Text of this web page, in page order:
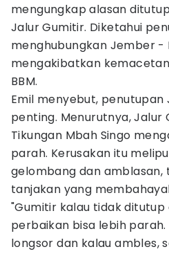
mengungkap alasan
Jalur Gumitir. Diketahui
menghubungkan Jember -
mengakibatkan
BBM.
Emil menyebut,
penting. Menurutnya,
Tikungan Mbah Singo
parah. Kerusakan itu
gelombang dan
tanjakan yang
"Gumitir kalau tidak ditutup
perbaikan bisa lebih
longsor dan kalau ambles,